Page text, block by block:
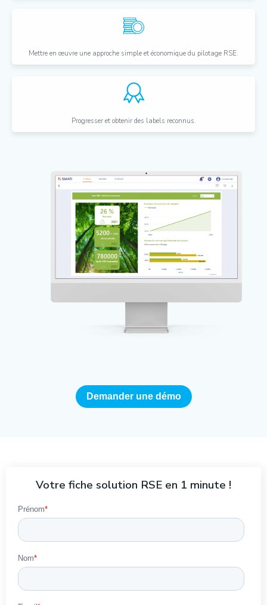
Mettre en œuvre une approche simple et économique du pilotage RSE.
Progresser et obtenir des labels reconnus.
Demander une démo
Votre fiche solution RSE en 1 minute !